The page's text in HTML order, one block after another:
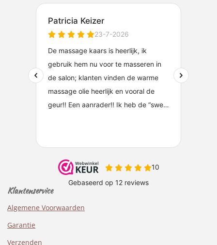
Klantenservice
Algemene Voorwaarden
Garantie
Verzenden